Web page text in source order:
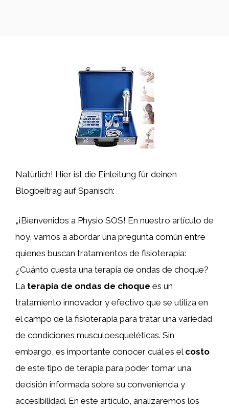
Natürlich! Hier ist die Einleitung für deinen
Blogbeitrag auf Spanisch:
„¡Bienvenidos a Physio SOS! En nuestro artículo de
hoy, vamos a abordar una pregunta común entre
quienes buscan tratamientos de fisioterapia:
¿Cuánto cuesta una terapia de ondas de choque?
La terapia de ondas de choque es un
tratamiento innovador y efectivo que se utiliza en
el campo de la fisioterapia para tratar una variedad
de condiciones musculoesqueléticas. Sin
embargo, es importante conocer cuál es el costo
de este tipo de terapia para poder tomar una
decisión informada sobre su conveniencia y
accesibilidad. En este artículo, analizaremos los